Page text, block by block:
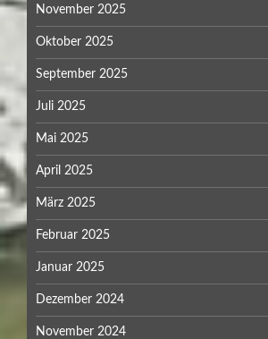
November 2025
Oktober 2025
September 2025
Juli 2025
Mai 2025
April 2025
März 2025
Februar 2025
Januar 2025
Dezember 2024
November 2024